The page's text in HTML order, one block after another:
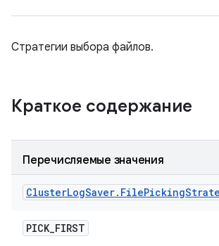
Стратегии выбора файлов.
Краткое содержание
Перечисляемые значения
ClusterLogSaver. FilePicking
PICK_FIRST